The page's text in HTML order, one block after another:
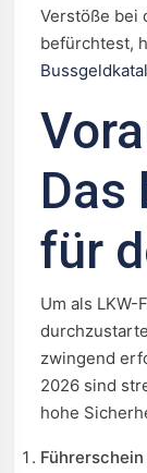
Verstöße bei
befürchtest,
Das
für
Um als
zwingend
2026 sind
hohe